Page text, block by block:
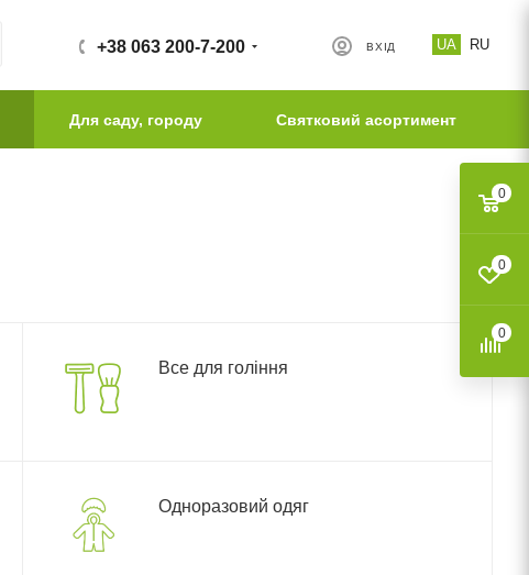
UA RU
ВХІД
+38 063 200-7-200
Для саду, городу Святковий асортимент
Все для гоління
Одноразовий одяг
0
0
0